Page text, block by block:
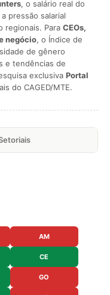
, o salário real do
pressão salarial
regionais. Para CEOs,
negócio, o Índice de
de gênero
e tendências de
exclusiva Portal
do CAGED/MTE.
AM
CE
GO